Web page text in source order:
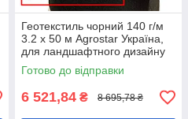
Геотекстиль чорний 140 г/м
3.2 х 50 м Agrostar Україна,
для ландшафтного дизайну
та мульчування
Готово до відправки
6 521,84 ₴ 8 695,78 ₴